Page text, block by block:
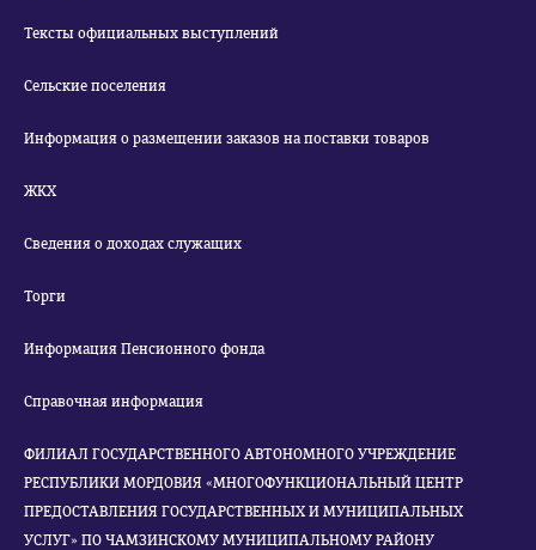
Тексты официальных выступлений
Сельские поселения
Информация о размещении заказов на поставки товаров
ЖКХ
Сведения о доходах служащих
Торги
Информация Пенсионного фонда
Справочная информация
ФИЛИАЛ ГОСУДАРСТВЕННОГО АВТОНОМНОГО УЧРЕЖДЕНИЕ
РЕСПУБЛИКИ МОРДОВИЯ «МНОГОФУНКЦИОНАЛЬНЫЙ ЦЕНТР
ПРЕДОСТАВЛЕНИЯ ГОСУДАРСТВЕННЫХ И МУНИЦИПАЛЬНЫХ
УСЛУГ» ПО ЧАМЗИНСКОМУ МУНИЦИПАЛЬНОМУ РАЙОНУ